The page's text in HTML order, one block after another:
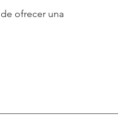
ofrecer una